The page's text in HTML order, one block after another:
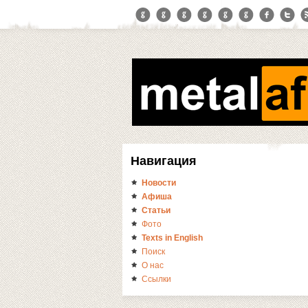
Навигация
Новости
Афиша
Статьи
Фото
Texts in English
Поиск
О нас
Ссылки